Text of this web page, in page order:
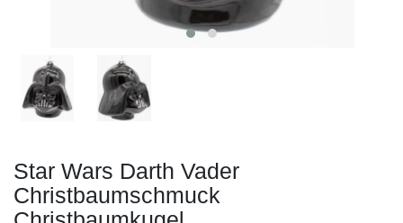
Star Wars Darth Vader
Christbaumschmuck